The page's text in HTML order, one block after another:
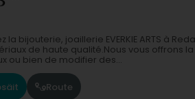
la bijouterie, joaillerie EVERKIE ARTS à
de haute qualité.Nous vous offrons
ou bien de modifier des...
Route